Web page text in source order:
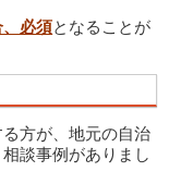
、必須となることが
方が、地元の自治
談事例がありまし